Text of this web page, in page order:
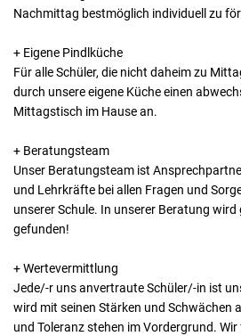
Nachmittag bestmöglich individuell zu
+ Eigene Pindlküche
Für alle Schüler, die nicht daheim zu
durch unsere eigene Küche einen
Mittagstisch im Hause an.
+ Beratungsteam
Unser Beratungsteam ist
und Lehrkräfte bei allen Fragen und
unserer Schule. In unserer Beratung
gefunden!
+ Wertevermittlung
Jede/-r uns anvertraute Schüler/-in ist
wird mit seinen Stärken und Schwächen
und Toleranz stehen im Vordergrund.